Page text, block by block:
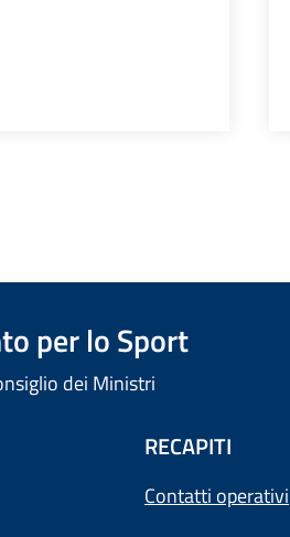
per lo Sport
dei Ministri
RECAPITI
Contatti operativi